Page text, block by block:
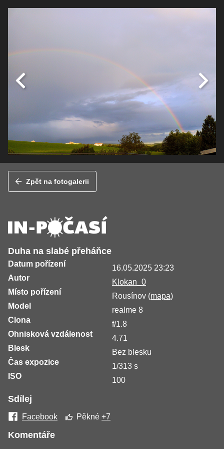
Zpět na fotogalerii
Duha na slabé přeháňce
Datum pořízení
16.05.2025 23:23
Autor
Klokan_0
Místo pořízení
Rousínov (mapa)
Model
realme 8
Clona
f/1.8
Ohnisková vzdálenost
4.71
Blesk
Bez blesku
Čas expozice
1/313 s
ISO
100
Sdílej
Facebook Pěkné+7
Komentáře